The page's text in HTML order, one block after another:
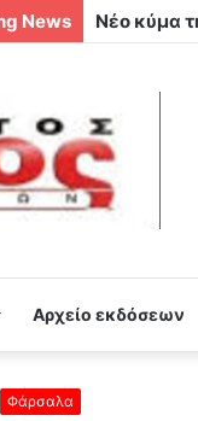
News
Αρχείο εκδόσεων
Φάρσαλα